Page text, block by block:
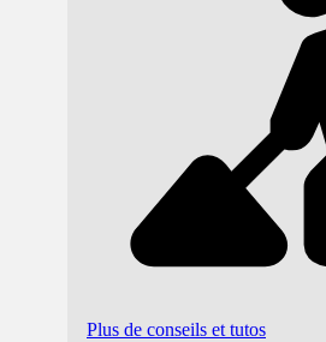
Plus de conseils et tutos